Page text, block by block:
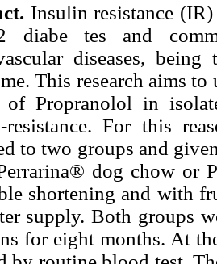
Insulin resistance
diabe tes and
diseases,
This research aims
of Propranolol in
resistance. For this
to two groups and
dog chow or
shortening and with
supply. Both groups
for eight months. At